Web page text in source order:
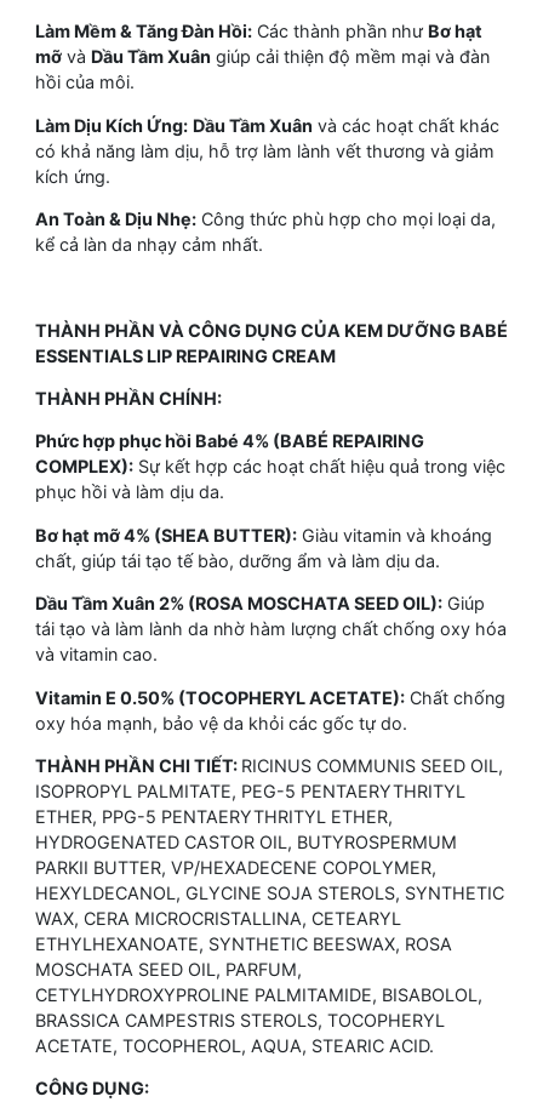
Làm Mềm & Tăng Đàn Hồi: Các thành phần như Bơ hạt
mỡ và Dầu Tầm Xuân giúp cải thiện độ mềm mại và đàn
hồi của môi.
Làm Dịu Kích Ứng: Dầu Tầm Xuân và các hoạt chất khác
có khả năng làm dịu, hỗ trợ làm lành vết thương và giảm
kích ứng.
An Toàn & Dịu Nhẹ: Công thức phù hợp cho mọi loại da,
kể cả làn da nhạy cảm nhất.
THÀNH PHẦN VÀ CÔNG DỤNG CỦA KEM DƯỠNG BABÉ
ESSENTIALS LIP REPAIRING CREAM
THÀNH PHẦN CHÍNH:
Phức hợp phục hồi Babé 4% (BABÉ REPAIRING
COMPLEX): Sự kết hợp các hoạt chất hiệu quả trong việc
phục hồi và làm dịu da.
Bơ hạt mỡ 4% (SHEA BUTTER): Giàu vitamin và khoáng
chất, giúp tái tạo tế bào, dưỡng ẩm và làm dịu da.
Dầu Tầm Xuân 2% (ROSA MOSCHATA SEED OIL): Giúp
tái tạo và làm lành da nhờ hàm lượng chất chống oxy hóa
và vitamin cao.
Vitamin E 0.50% (TOCOPHERYL ACETATE): Chất chống
oxy hóa mạnh, bảo vệ da khỏi các gốc tự do.
THÀNH PHẦN CHI TIẾT: RICINUS COMMUNIS SEED OIL,
ISOPROPYL PALMITATE, PEG-5 PENTAERYTHRITYL
ETHER, PPG-5 PENTAERYTHRITYL ETHER,
HYDROGENATED CASTOR OIL, BUTYROSPERMUM
PARKII BUTTER, VP/HEXADECENE COPOLYMER,
HEXYLDECANOL, GLYCINE SOJA STEROLS, SYNTHETIC
WAX, CERA MICROCRISTALLINA, CETEARYL
ETHYLHEXANOATE, SYNTHETIC BEESWAX, ROSA
MOSCHATA SEED OIL, PARFUM,
CETYLHYDROXYPROLINE PALMITAMIDE, BISABOLOL,
BRASSICA CAMPESTRIS STEROLS, TOCOPHERYL
ACETATE, TOCOPHEROL, AQUA, STEARIC ACID.
CÔNG DỤNG: